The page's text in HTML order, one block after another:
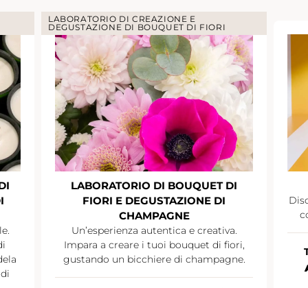
LABORATORIO DI CREAZIONE E
DEGUSTAZIONE DI BOUQUET DI FIORI
LABORATORIO DI BOUQUET DI
FIORI E DEGUSTAZIONE DI
CHAMPAGNE
Un’esperienza autentica e creativa.
Impara a creare i tuoi bouquet di fiori,
gustando un bicchiere di champagne.